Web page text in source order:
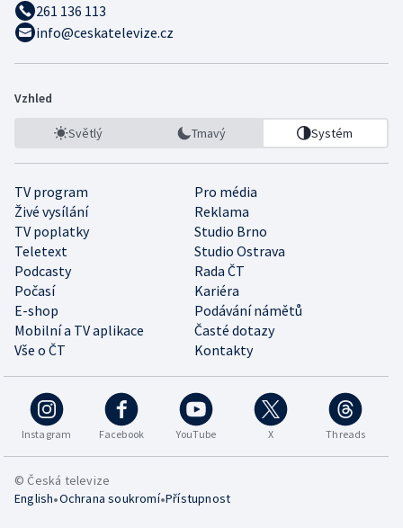
261 136 113
info@ceskatelevize.cz
Vzhled
Světlý Tmavý Systém
TV program
Pro média
Živé vysílání
Reklama
TV poplatky
Studio Brno
Teletext
Studio Ostrava
Podcasty
Rada ČT
Počasí
Kariéra
E-shop
Podávání námětů
Mobilní a TV aplikace
Časté dotazy
Vše o ČT
Kontakty
Instagram Facebook YouTube X Threads
© Česká televize
English•Ochrana soukromí•Přístupnost